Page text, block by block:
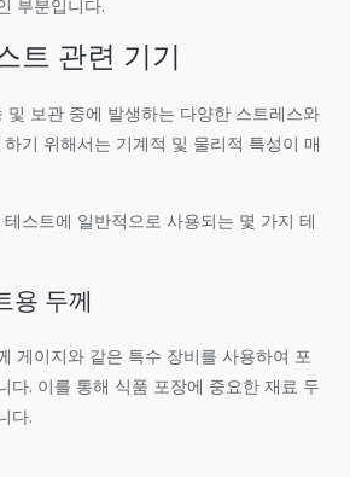
부분입니다.
트 관련 기기
및 보관 중에 발생하는 다양한 스트레스와
기 위해서는 기계적 및 물리적 특성이 매
스트에 일반적으로 사용되는 몇 가지 테
용 두께
게이지와 같은 특수 장비를 사용하여 포
다. 이를 통해 식품 포장에 중요한 재료 두
다.